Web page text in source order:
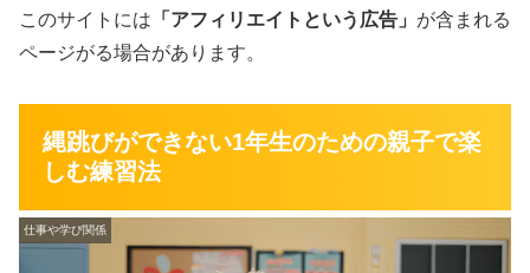
このサイトには 「アフィリエイトという広告」 が含まれる
ページがる場合があります。
縄跳びができない1年生のための親子で楽
しむ練習法
仕事や学び関係